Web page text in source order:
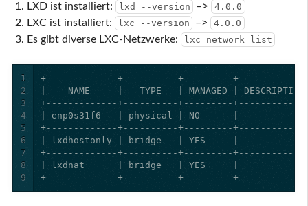
LXD ist installiert: lxd --version –> 4.0.0
LXC ist installiert: lxc --version –> 4.0.0
Es gibt diverse LXC-Netzwerke: lxc network list
1
2
3
4
5
6
7
8
9
+-------------+----------+---------